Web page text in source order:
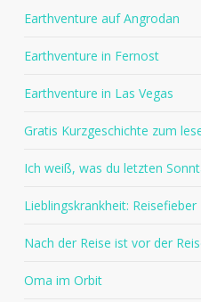
Earthventure auf Angrodan
Earthventure in Fernost
Earthventure in Las Vegas
Gratis Kurzgeschichte zum
Ich weiß, was du letzten
Lieblingskrankheit: Reisefieber
Nach der Reise ist vor der
Oma im Orbit